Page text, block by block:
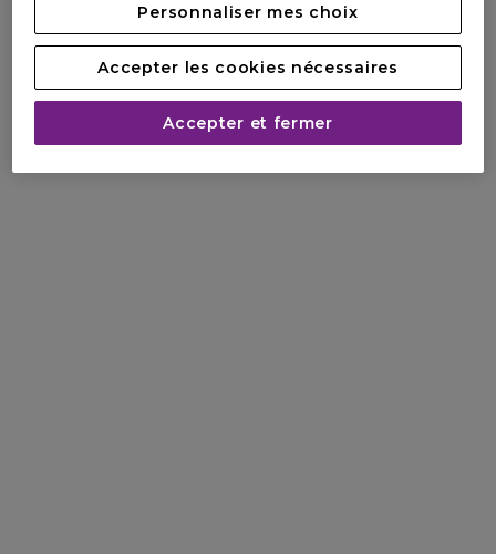
Personnaliser mes choix
Accepter les cookies nécessaires
Accepter et fermer